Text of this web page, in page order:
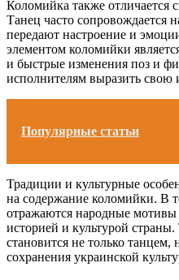
Коломийка также отличается
Танец часто сопровождается
передают настроение и
элементом коломийки
и быстрые изменения поз и
исполнителям выразить свою
Популярные статьи
Традиции и культурные
на содержание коломийки. В
отражаются народные
историей и культурой
становится не только
сохранения украинской